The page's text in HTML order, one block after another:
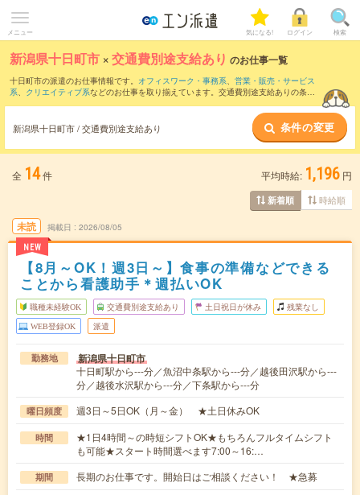
メニュー 気になる! ログイン 検索
新潟県十日町市 ×交通費別途支給あり のお仕事一覧
十日町市の派遣のお仕事情報です。 オフィスワーク・事務系、 営業・販売・サービス
系、 クリエイティブ系などのお仕事を取り揃えています。交通費別途支給ありの条件
新潟県十日町市 / 交通費別途支給あり 条件の変更
全 14件 平均時給: 1,196 円
新着順 時給順
未読
NEW
掲載日 2026/08/05
【8月～OK！週3日～】食事の準備などできる
ことから看護助手＊週払いOK
職種未経験OK 交通費別途支給あり 土日祝日が休み 残業なし
WEB登録OK 派遣
勤務地 新潟県十日町市
十日町駅から---分／魚沼中条駅から---分／越後田沢駅から---
分／越後水沢駅から---分／下条駅から---分
曜日頻度 週3日～5日OK（月～金） ★土日休みOK
時間
★1日4時間～の時短シフトOK★もちろんフルタイムシフト
も可能★スタート時間選べます7:00～16:…
期間 長期のお仕事です。開始日はご相談ください！ ★急募